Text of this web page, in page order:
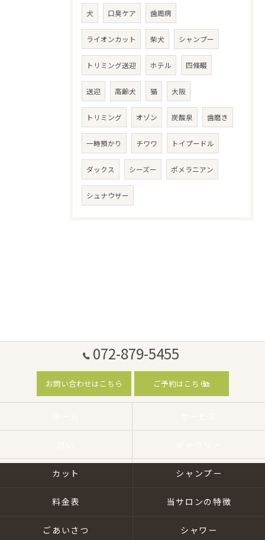
犬 口臭ケア 歯周病
ライオンカット 柴犬 シャンプー
トリミング送迎 ホテル 四條畷
送迎 高齢犬 猫 大阪
トリミング オゾン 炭酸泉 歯磨き
一時預かり チワワ トイプードル
ダックス シーズー ポメラニアン
シュナウザー
072-879-5455
お問い合わせはこちら ご予約はこちら
カット シャンプー
料金表 当サロンの特徴
ごあいさつ シャワー